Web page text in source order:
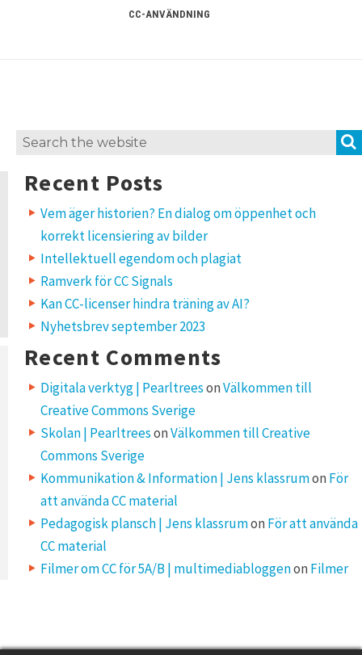
CC-ANVÄNDNING
Search
Recent Posts
Vem äger historien? En dialog om öppenhet och
korrekt licensiering av bilder
Intellektuell egendom och plagiat
Ramverk för CC Signals
Kan CC-licenser hindra träning av AI?
Nyhetsbrev september 2023
Recent Comments
Digitala verktyg | PearltreesonVälkommen till
Creative Commons Sverige
Skolan | PearltreesonVälkommen till Creative
Commons Sverige
Kommunikation & Information | Jens klassrumon För
att använda CC material
Pedagogisk plansch | Jens klassrumon För att använda
CC material
Filmer om CC för 5A/B | multimediabloggenon Filmer